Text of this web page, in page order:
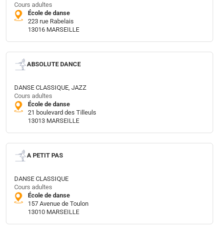
Cours adultes
École de danse
223 rue Rabelais
13016 MARSEILLE
ABSOLUTE DANCE
DANSE CLASSIQUE, JAZZ
Cours adultes
École de danse
21 boulevard des Tilleuls
13013 MARSEILLE
A PETIT PAS
DANSE CLASSIQUE
Cours adultes
École de danse
157 Avenue de Toulon
13010 MARSEILLE